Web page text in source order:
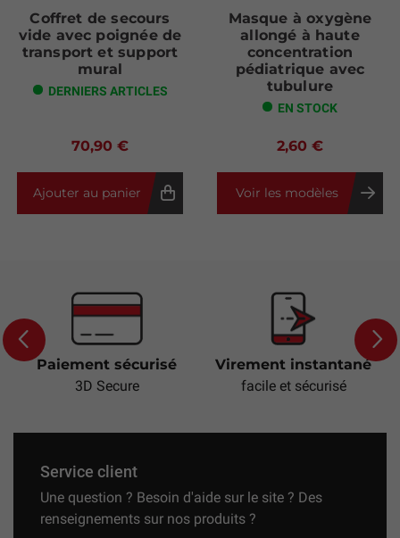
Coffret de secours
vide avec poignée de
transport et support
mural
DERNIERS ARTICLES
70,90 €
Ajouter au panier
Masque à oxygène
allongé à haute
concentration
pédiatrique avec
tubulure
EN STOCK
2,60 €
Voir les modèles
Previous
Paiement sécurisé
3D Secure
Virement instantané
facile et sécurisé
Service client
Une question ? Besoin d'aide sur le site ? Des
renseignements sur nos produits ?